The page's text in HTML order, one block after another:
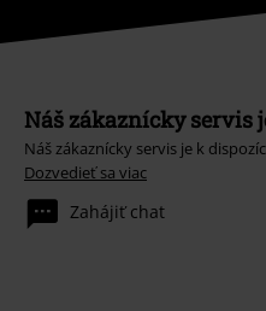
Náš zákaznícky servis
Náš zákaznícky servis je k
Dozvedieť sa viac
Zahájiť chat